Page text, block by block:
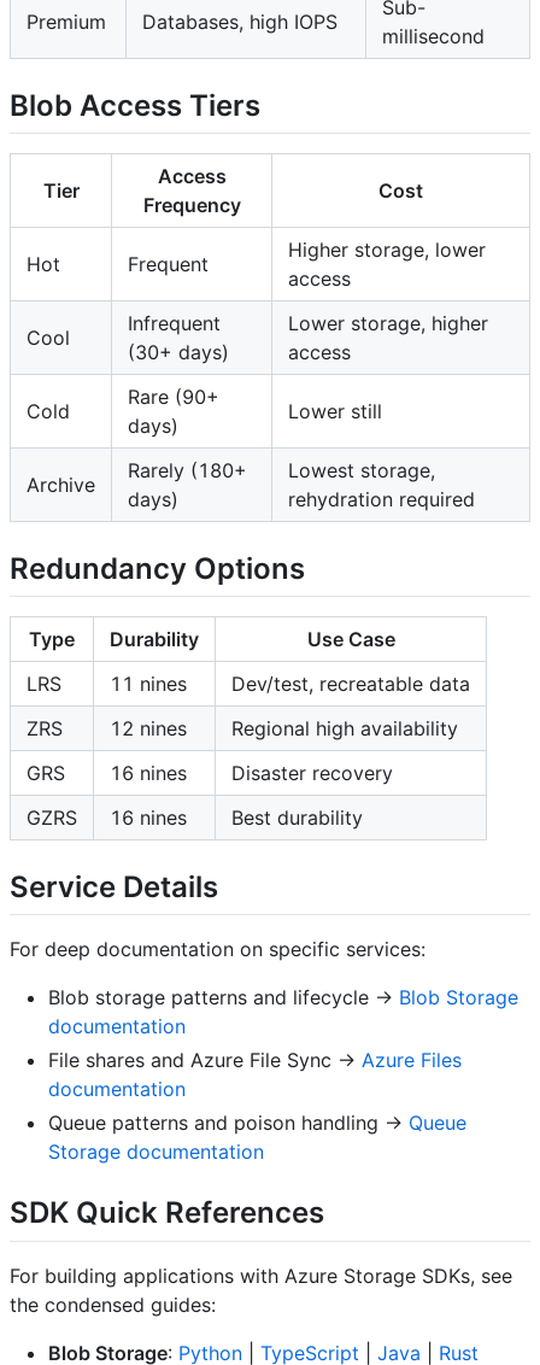
Premium Databases, high IOPS
Sub-
millisecond
Blob Access Tiers
Tier
Access
Frequency
Cost
Hot Frequent
Higher storage, lower
access
Cool
Infrequent
(30+ days)
Lower storage, higher
access
Cold
Rare (90+
days)
Lower still
Archive
Rarely (180+
days)
Lowest storage,
rehydration required
Redundancy Options
Type Durability
Use Case
LRS
11 nines
Dev/test, recreatable data
ZRS
12 nines
Regional high availability
GRS
16 nines
Disaster recovery
GZRS
16 nines Best durability
Service Details
For deep documentation on specific services:
Blob storage patterns and lifecycle -> Blob Storage
documentation
File shares and Azure File Sync -> Azure Files
documentation
Queue patterns and poison handling -> Queue
Storage documentation
SDK Quick References
For building applications with Azure Storage SDKs, see
the condensed guides:
Blob Storage: Python TypeScript Java
Rust